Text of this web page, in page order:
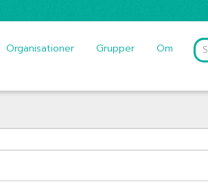
Organisationer Grupper Om